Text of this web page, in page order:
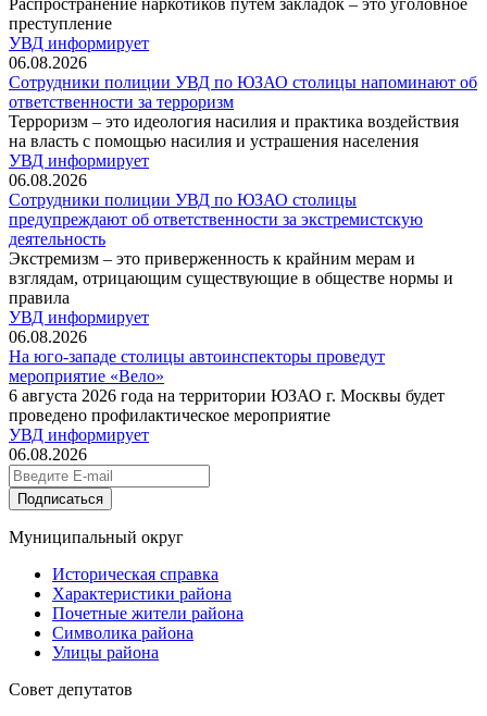
Распространение наркотиков путем закладок – это уголовное
преступление
УВД информирует
06.08.2026
Сотрудники полиции УВД по ЮЗАО столицы напоминают об
ответственности за терроризм
Терроризм – это идеология насилия и практика воздействия
на власть с помощью насилия и устрашения населения
УВД информирует
06.08.2026
Сотрудники полиции УВД по ЮЗАО столицы
предупреждают об ответственности за экстремистскую
деятельность
Экстремизм – это приверженность к крайним мерам и
взглядам, отрицающим существующие в обществе нормы и
правила
УВД информирует
06.08.2026
На юго-западе столицы автоинспекторы проведут
мероприятие «Вело»
6 августа 2026 года на территории ЮЗАО г. Москвы будет
проведено профилактическое мероприятие
УВД информирует
06.08.2026
Подписаться
Муниципальный округ
Историческая справка
Характеристики района
Почетные жители района
Символика района
Улицы района
Совет депутатов